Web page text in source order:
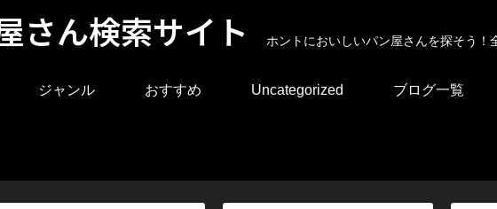
さん検索サイト ホントにおいしいパン屋さんを探そう
ジャンル おすすめ Uncategorized ブログ一覧